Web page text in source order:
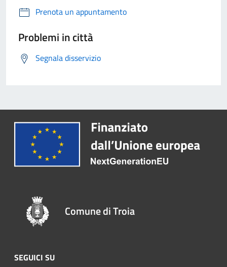
Prenota un appuntamento
Problemi in città
Segnala disservizio
Comune di Troia
SEGUICI SU